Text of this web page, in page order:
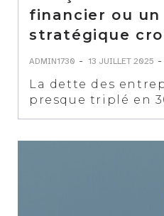
financier ou un
stratégique
ADMIN1730 - 13 JUILLET 2025 -
La dette des
presque triplé en